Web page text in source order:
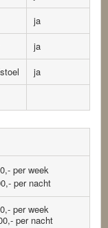
ja
ja
ja
per week
per nacht
per week
per nacht